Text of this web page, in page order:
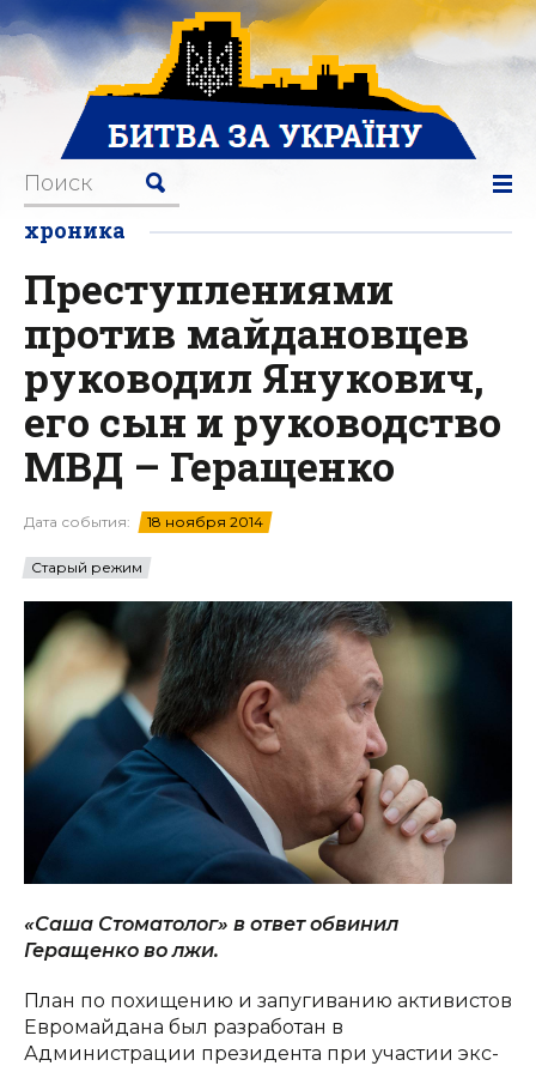
хроника
Преступлениями
против майдановцев
руководил Янукович,
его сын и руководство
МВД – Геращенко
Дата события: 18 ноября 2014
Старый режим
«Саша Стоматолог» в ответ обвинил
Геращенко во лжи.
План по похищению и запугиванию активистов
Евромайдана был разработан в
Администрации президента при участии экс-